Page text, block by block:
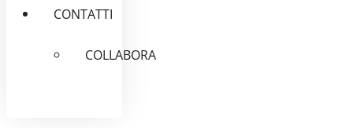
CONTATTI
COLLABORA